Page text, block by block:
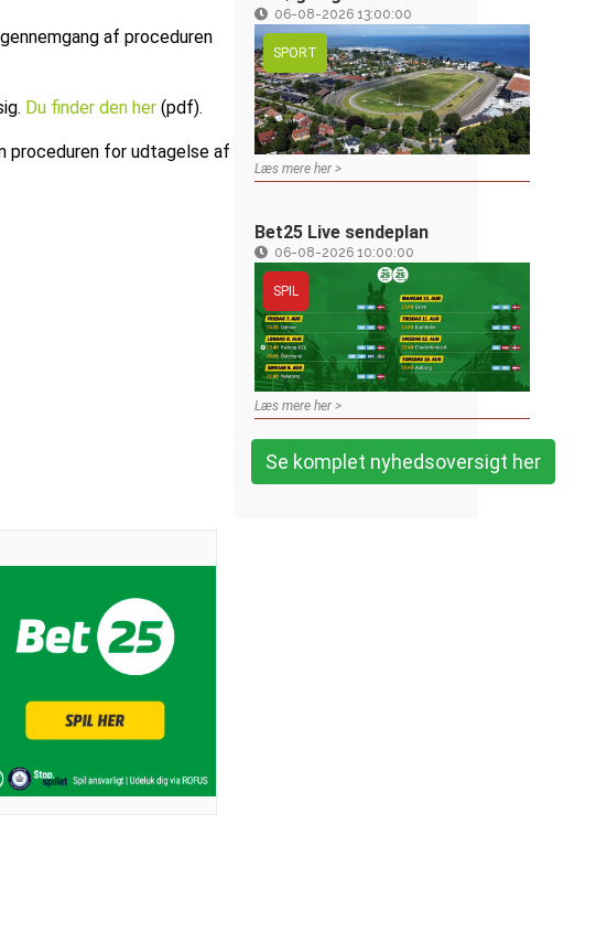
af proceduren
Du finder den her (pdf).
proceduren for udtagelse af
06-08-2026 13:00:00
SPORT
Læs mere her >
Bet25 Live sendeplan
06-08-2026 10:00:00
SPIL
Læs mere her >
Se komplet nyhedsoversigt her